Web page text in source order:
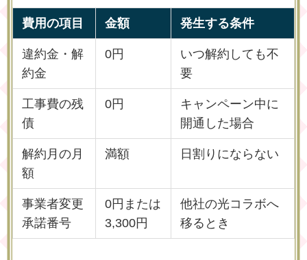
費用の項目 金額 発生する条件
違約金・解
約金
0円
いつ解約しても不
要
工事費の残
債
0円
キャンペーン中に
開通した場合
解約月の月
額
満額 日割りにならない
事業者変更
承諾番号
0円または
3,300円
他社の光コラボへ
移るとき